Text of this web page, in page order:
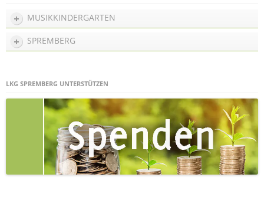
MUSIKKINDERGARTEN
SPREMBERG
LKG SPREMBERG UNTERSTÜTZEN